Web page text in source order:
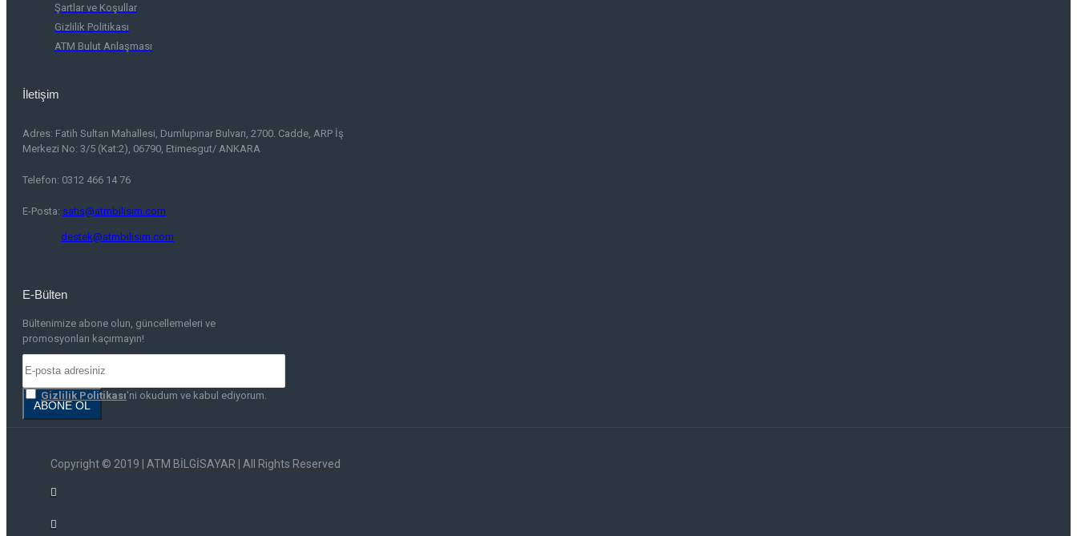
Şartlar ve Koşullar
Gizlilik Politikası
ATM Bulut Anlaşması
İletişim
Adres: Fatih Sultan Mahallesi, Dumlupınar Bulvarı, 2700. Cadde, ARP İş
Merkezi No: 3/5 (Kat:2), 06790, Etimesgut/ ANKARA
Telefon: 0312 466 14 76
E-Posta: satis@atmbilisim.com
destek@atmbilisim.com
E-Bülten
Bültenimize abone olun, güncellemeleri ve
promosyonları kaçırmayın!
ABONE OL
Gizlilik Politikası'ni okudum ve kabul ediyorum.
Copyright © 2019 | ATM BİLGİSAYAR | All Rights Reserved